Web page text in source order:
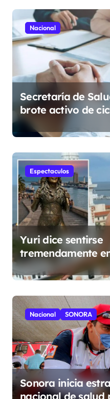
Nacional
Secretaría de
brote activo de
en México y pide
a la población
Espectaculos
Yuri dice sentirse
tremendamente
sobre su estatua
en Veracruz
Nacional SONORA
Sonora inicia
nacional de salud